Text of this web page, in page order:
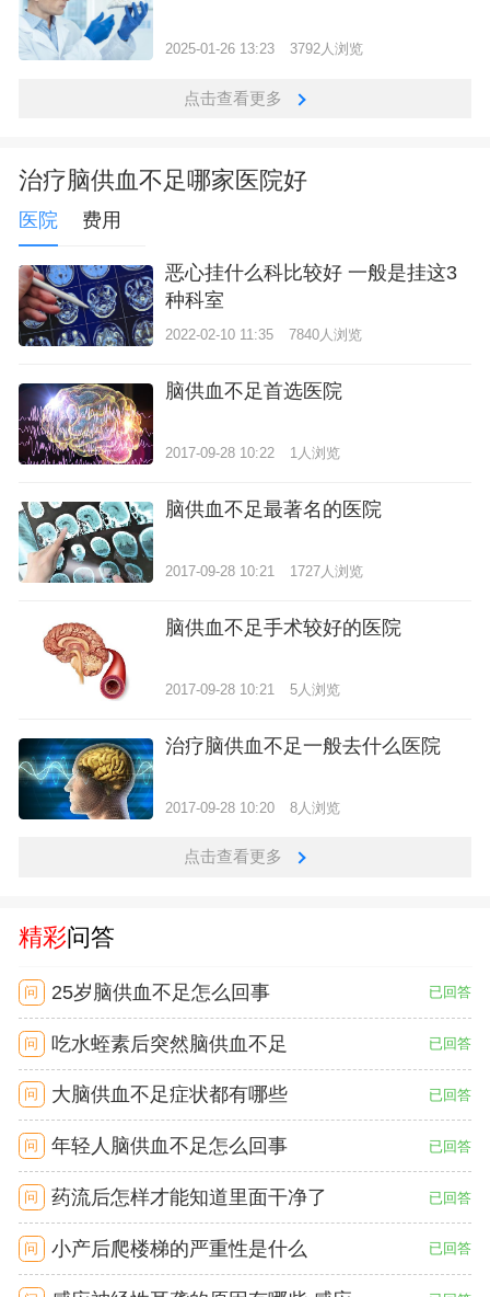
2025-01-26 13:23 3792人浏览
点击查看更多
治疗脑供血不足哪家医院好
医院 费用
恶心挂什么科比较好 一般是挂这3
种科室
2022-02-10 11:35 7840人浏览
脑供血不足首选医院
2017-09-28 10:22 1人浏览
脑供血不足最著名的医院
2017-09-28 10:21 1727人浏览
脑供血不足手术较好的医院
2017-09-28 10:21 5人浏览
治疗脑供血不足一般去什么医院
2017-09-28 10:20 8人浏览
点击查看更多
精彩问答
问 25岁脑供血不足怎么回事 已回答
问 吃水蛭素后突然脑供血不足 已回答
问 大脑供血不足症状都有哪些 已回答
问 年轻人脑供血不足怎么回事 已回答
问 药流后怎样才能知道里面干净了 已回答
问 小产后爬楼梯的严重性是什么 已回答